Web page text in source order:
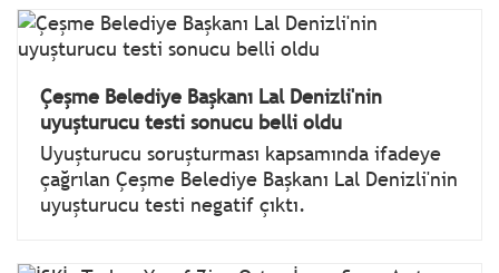
Çeşme Belediye Başkanı Lal Denizli'nin
uyuşturucu testi sonucu belli oldu
Uyuşturucu soruşturması kapsamında ifadeye
çağrılan Çeşme Belediye Başkanı Lal Denizli'nin
uyuşturucu testi negatif çıktı.